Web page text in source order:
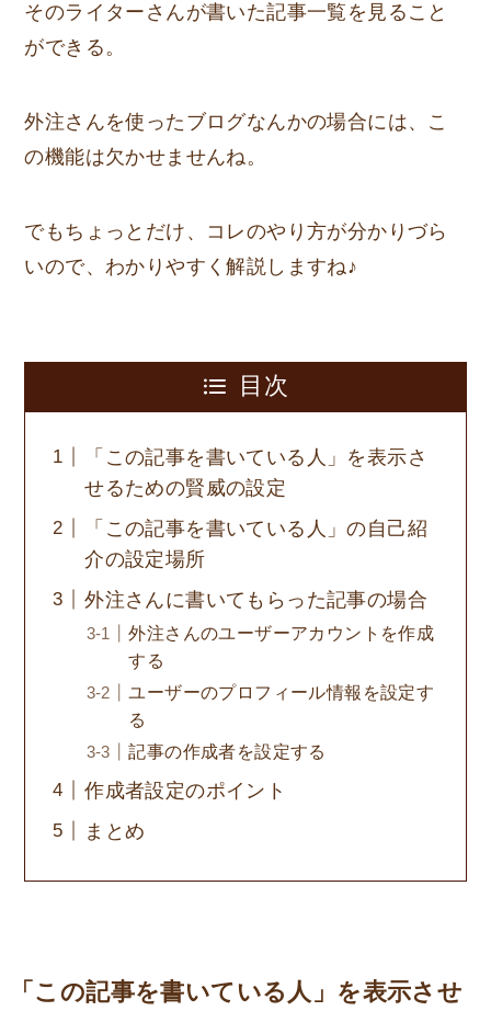
そのライターさんが書いた記事一覧を見ること
ができる。
外注さんを使ったブログなんかの場合には、こ
の機能は欠かせませんね。
でもちょっとだけ、コレのやり方が分かりづら
いので、わかりやすく解説しますね♪
目次
「この記事を書いている人」を表示さ
せるための賢威の設定
「この記事を書いている人」の自己紹
介の設定場所
外注さんに書いてもらった記事の場合
外注さんのユーザーアカウントを作成
する
ユーザーのプロフィール情報を設定す
る
記事の作成者を設定する
作成者設定のポイント
まとめ
「この記事を書いている人」を表示させ